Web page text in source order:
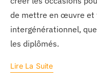
de mettre en œuvre et
intergénérationnel,
les diplômés.
Lire La Suite